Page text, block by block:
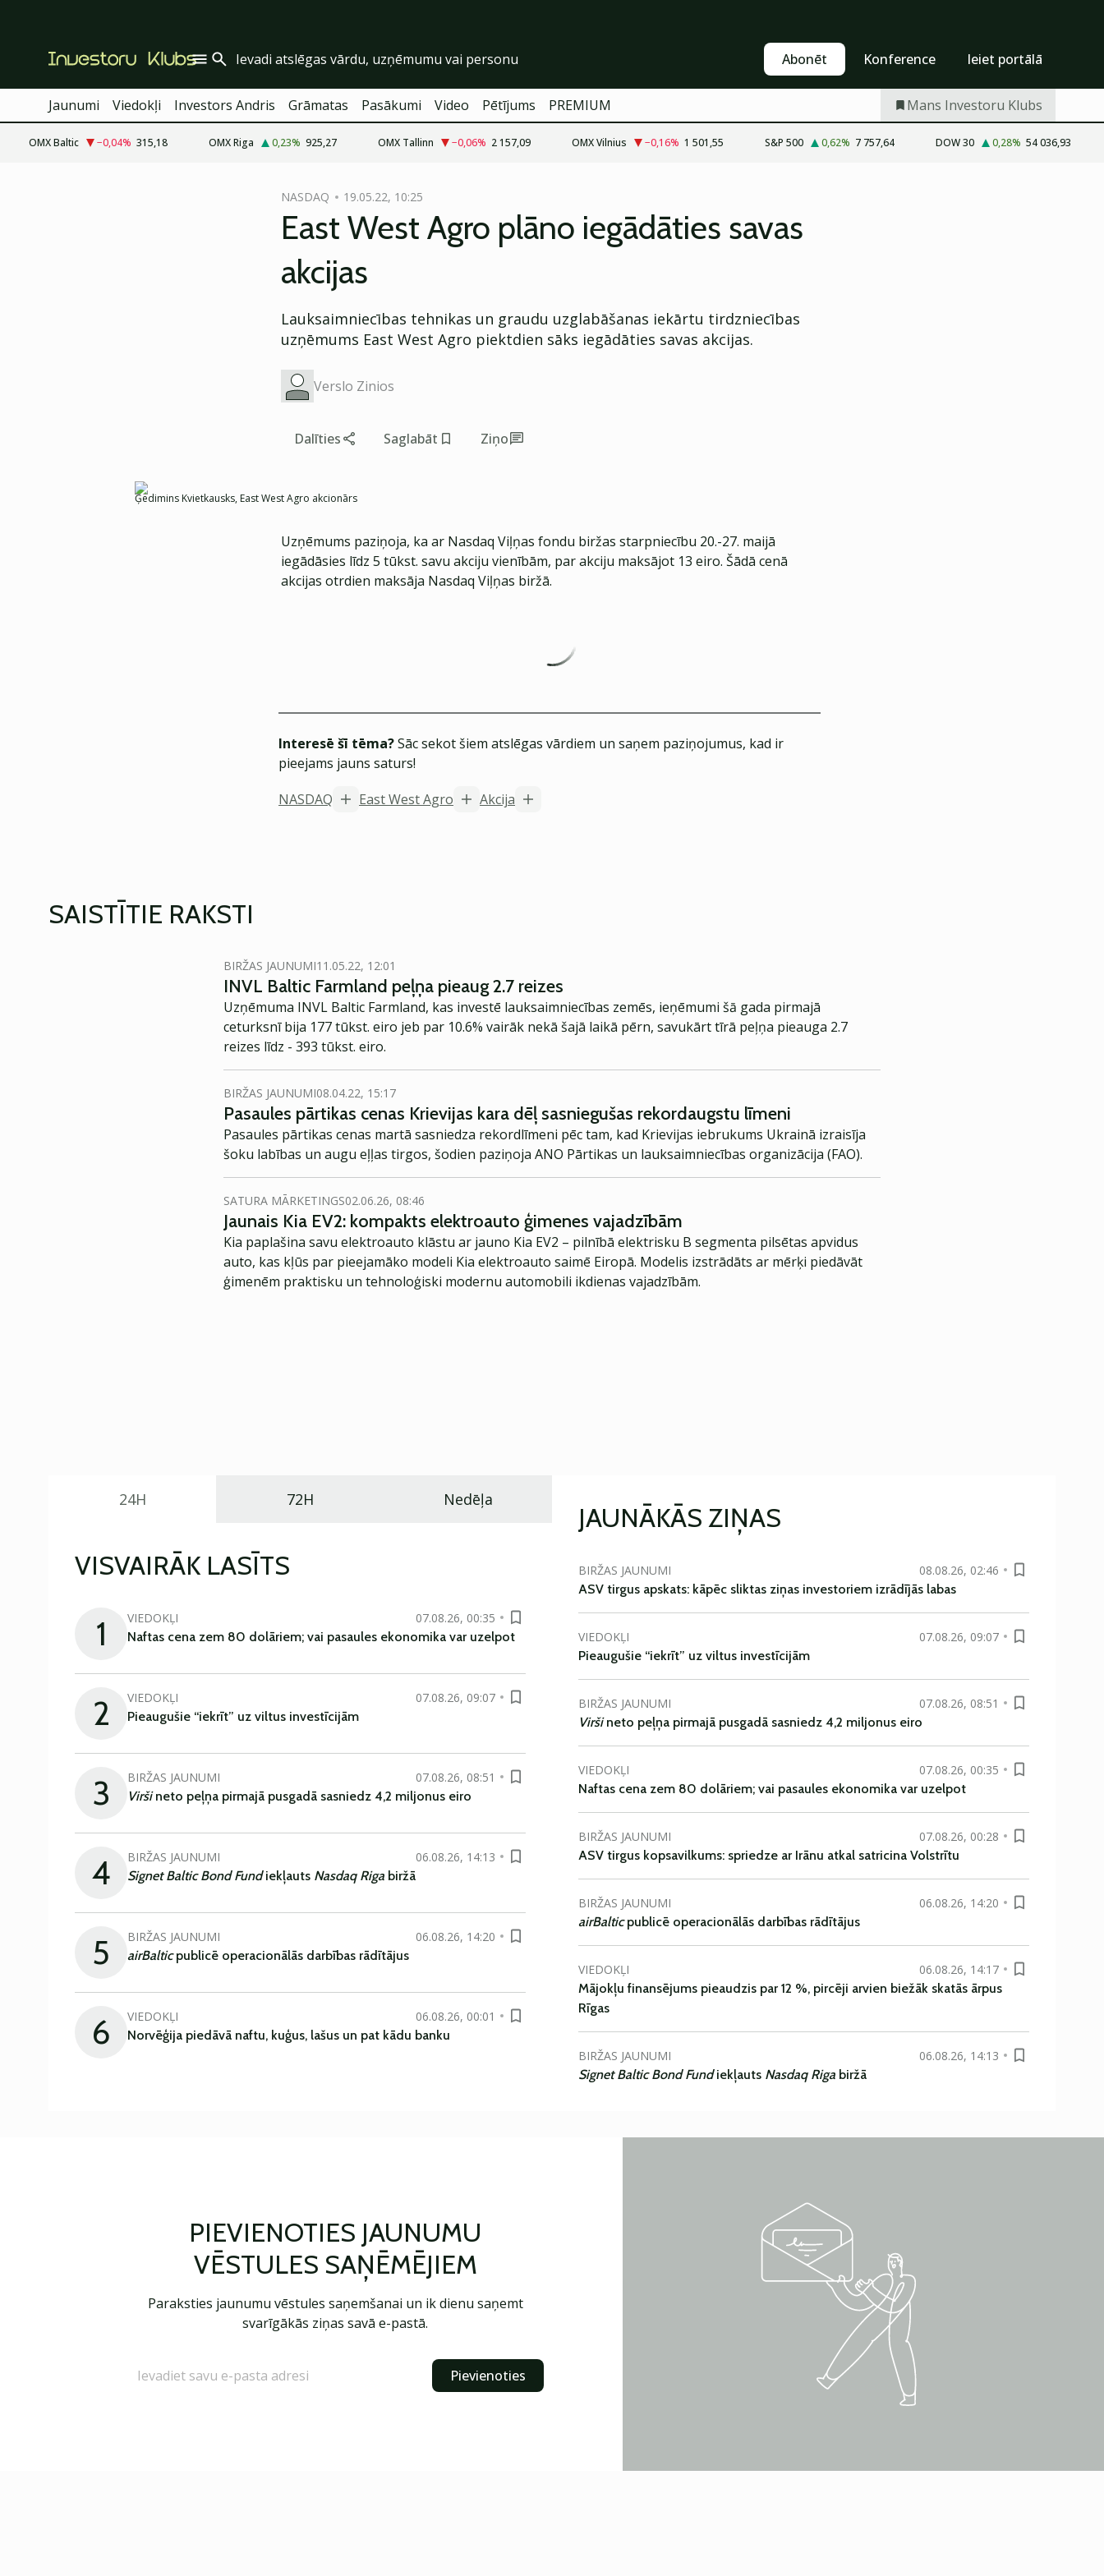
Abonēt Konference Ieiet portālā
Jaunumi Viedokļi Investors Andris Grāmatas Pasākumi Video Pētījums PREMIUM Mans Investoru Klubs
OMX Baltic −0,04% 315,18 OMX Riga 0,23% 925,27 OMX Tallinn −0,06% 2 157,09 OMX Vilnius −0,16% 1 501,55 S&P 500 0,62% 7 757,64 DOW 30 0,28% 54 036,93
NASDAQ 19.05.22, 10:25
East West Agro plāno iegādāties savas
akcijas
Lauksaimniecības tehnikas un graudu uzglabāšanas iekārtu tirdzniecības
uzņēmums East West Agro piektdien sāks iegādāties savas akcijas.
Verslo Zinios
Dalīties Saglabāt Ziņo
Ģedimins Kvietkausks, East West Agro akcionārs
Uzņēmums paziņoja, ka ar Nasdaq Viļņas fondu biržas starpniecību 20.-27. maijā
iegādāsies līdz 5 tūkst. savu akciju vienībām, par akciju maksājot 13 eiro. Šādā cenā
akcijas otrdien maksāja Nasdaq Viļņas biržā.
Interesē šī tēma?Sāc sekot šiem atslēgas vārdiem un saņem paziņojumus, kad ir
pieejams jauns saturs!
NASDAQ
East West Agro Akcija
SAISTĪTIE RAKSTI
BIRŽAS JAUNUMI11.05.22, 12:01
INVL Baltic Farmland peļņa pieaug 2.7 reizes
Uzņēmuma INVL Baltic Farmland, kas investē lauksaimniecības zemēs, ieņēmumi šā gada pirmajā
ceturksnī bija 177 tūkst. eiro jeb par 10.6% vairāk nekā šajā laikā pērn, savukārt tīrā peļņa pieauga 2.7
reizes līdz - 393 tūkst. eiro.
BIRŽAS JAUNUMI08.04.22, 15:17
Pasaules pārtikas cenas Krievijas kara dēļ sasniegušas rekordaugstu līmeni
Pasaules pārtikas cenas martā sasniedza rekordlīmeni pēc tam, kad Krievijas iebrukums Ukrainā izraisīja
šoku labības un augu eļļas tirgos, šodien paziņoja ANO Pārtikas un lauksaimniecības organizācija (FAO).
SATURA MĀRKETINGS02.06.26, 08:46
Jaunais Kia EV2: kompakts elektroauto ģimenes vajadzībām
Kia paplašina savu elektroauto klāstu ar jauno Kia EV2 – pilnībā elektrisku B segmenta pilsētas apvidus
auto, kas kļūs par pieejamāko modeli Kia elektroauto saimē Eiropā. Modelis izstrādāts ar mērķi piedāvāt
ģimenēm praktisku un tehnoloģiski modernu automobili ikdienas vajadzībām.
24H 72H Nedēļa
VISVAIRĀK LASĪTS
1 VIEDOKĻI
07.08.26, 00:35
Naftas cena zem 80 dolāriem; vai pasaules ekonomika var uzelpot
2 VIEDOKĻI
07.08.26, 09:07
Pieaugušie “iekrīt” uz viltus investīcijām
3 BIRŽAS JAUNUMI
07.08.26, 08:51
Viršineto peļņa pirmajā pusgadā sasniedz 4,2 miljonus eiro
4 BIRŽAS JAUNUMI
06.08.26, 14:13
Signet Baltic Bond Fundiekļauts Nasdaq Riga biržā
5 BIRŽAS JAUNUMI
06.08.26, 14:20
airBalticpublicē operacionālās darbības rādītājus
6 VIEDOKĻI
06.08.26, 00:01
Norvēģija piedāvā naftu, kuģus, lašus un pat kādu banku
JAUNĀKĀS ZIŅAS
BIRŽAS JAUNUMI
08.08.26, 02:46
ASV tirgus apskats: kāpēc sliktas ziņas investoriem izrādījās labas
VIEDOKĻI
07.08.26, 09:07
Pieaugušie “iekrīt” uz viltus investīcijām
BIRŽAS JAUNUMI
07.08.26, 08:51
Viršineto peļņa pirmajā pusgadā sasniedz 4,2 miljonus eiro
VIEDOKĻI
07.08.26, 00:35
Naftas cena zem 80 dolāriem; vai pasaules ekonomika var uzelpot
BIRŽAS JAUNUMI
07.08.26, 00:28
ASV tirgus kopsavilkums: spriedze ar Irānu atkal satricina Volstrītu
BIRŽAS JAUNUMI
06.08.26, 14:20
airBalticpublicē operacionālās darbības rādītājus
VIEDOKĻI
06.08.26, 14:17
Mājokļu finansējums pieaudzis par 12 %, pircēji arvien biežāk skatās ārpus
Rīgas
BIRŽAS JAUNUMI
06.08.26, 14:13
Signet Baltic Bond Fundiekļauts Nasdaq Riga biržā
PIEVIENOTIES JAUNUMU
VĒSTULES SAŅĒMĒJIEM
Paraksties jaunumu vēstules saņemšanai un ik dienu saņemt
svarīgākās ziņas savā e-pastā.
Pievienoties